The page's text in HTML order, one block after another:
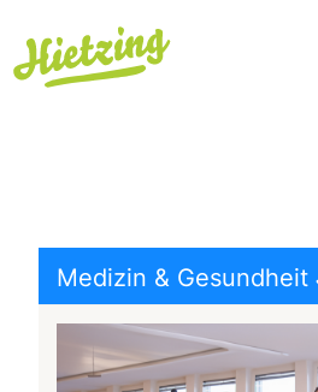
Medizin & Gesundheit